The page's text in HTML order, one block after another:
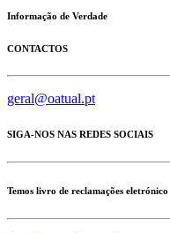
Informação de Verdade
CONTACTOS
geral@oatual.pt
SIGA-NOS NAS REDES SOCIAIS
Temos livro de reclamações eletrónico